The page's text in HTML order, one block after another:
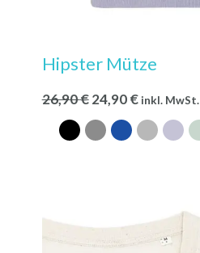
Hipster Mütze
26,90€ 24,90€ inkl. MwSt.